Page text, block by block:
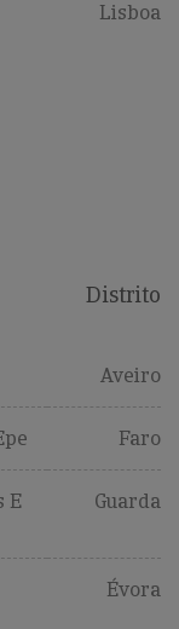
Lisboa
Distrito
Aveiro
Faro
E
Guarda
Évora